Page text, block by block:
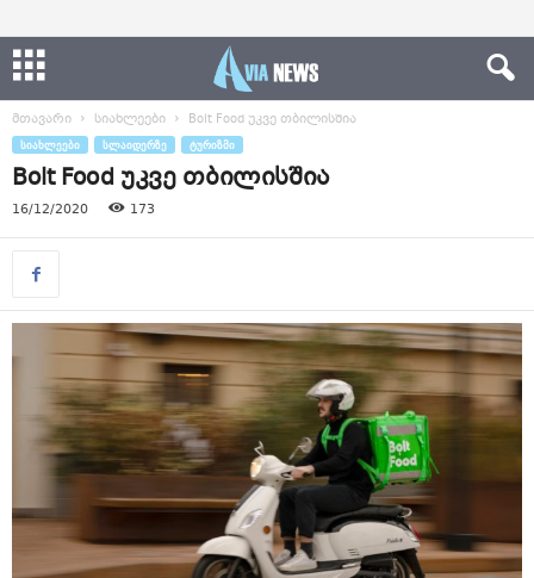
მთავარი სიახლეები Bolt Food უკვე თბილისშია
ᲡᲘᲐᲮᲚᲔᲔᲑᲘ ᲡᲚᲐᲘᲓᲔᲠᲖᲔ ᲢᲣᲠᲘᲖᲛᲘ
Bolt Food უკვე თბილისშია
16/12/2020 173